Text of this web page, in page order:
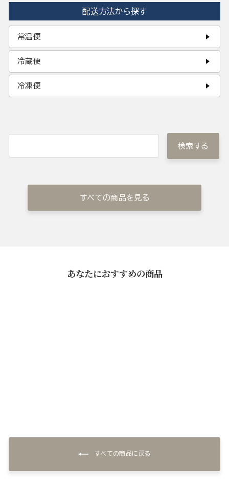
配送方法から探す
常温便
冷蔵便
冷凍便
検索する
すべての商品を見る
あなたにおすすめの商品
すべての商品に戻る